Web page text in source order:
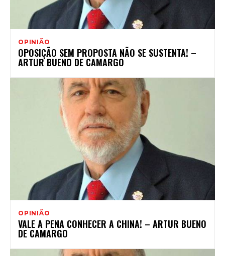
OPINIÃO
OPOSIÇÃO SEM PROPOSTA NÃO SE SUSTENTA! –
ARTUR BUENO DE CAMARGO
OPINIÃO
VALE A PENA CONHECER A CHINA! – ARTUR BUENO
DE CAMARGO